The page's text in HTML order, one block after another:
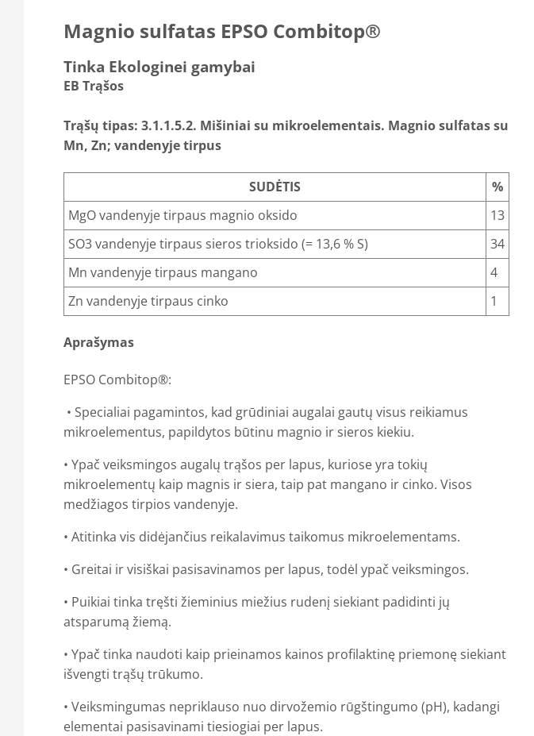
Magnio sulfatas EPSO Combitop®
Tinka Ekologinei gamybai
EB Trąšos
Trąšų tipas: 3.1.1.5.2. Mišiniai su mikroelementais. Magnio sulfatas su
Mn, Zn; vandenyje tirpus
SUDĖTIS
%
MgO vandenyje tirpaus magnio oksido
13
SO3 vandenyje tirpaus sieros trioksido (= 13,6 % S)
34
Mn vandenyje tirpaus mangano
4
Zn vandenyje tirpaus cinko
1
Aprašymas
EPSO Combitop®:
• Specialiai pagamintos, kad grūdiniai augalai gautų visus reikiamus
mikroelementus, papildytos būtinu magnio ir sieros kiekiu.
• Ypač veiksmingos augalų trąšos per lapus, kuriose yra tokių
mikroelementų kaip magnis ir siera, taip pat mangano ir cinko. Visos
medžiagos tirpios vandenyje.
• Atitinka vis didėjančius reikalavimus taikomus mikroelementams.
• Greitai ir visiškai pasisavinamos per lapus, todėl ypač veiksmingos.
• Puikiai tinka tręšti žieminius miežius rudenį siekiant padidinti jų
atsparumą žiemą.
• Ypač tinka naudoti kaip prieinamos kainos profilaktinę priemonę siekiant
išvengti trąšų trūkumo.
• Veiksmingumas nepriklauso nuo dirvožemio rūgštingumo (pH), kadangi
elementai pasisavinami tiesiogiai per lapus.